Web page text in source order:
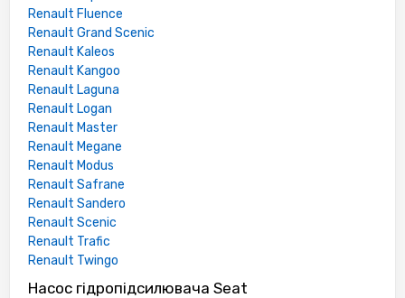
Renault Fluence
Renault Grand Scenic
Renault Kaleos
Renault Kangoo
Renault Laguna
Renault Logan
Renault Master
Renault Megane
Renault Modus
Renault Safrane
Renault Sandero
Renault Scenic
Renault Trafic
Renault Twingo
Насос гідропідсилювача Seat